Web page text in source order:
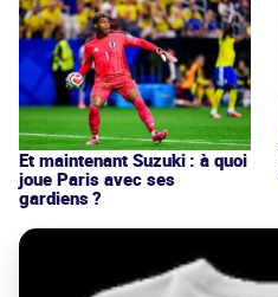
Et maintenant Suzuki : à quoi
joue Paris avec ses
gardiens ?